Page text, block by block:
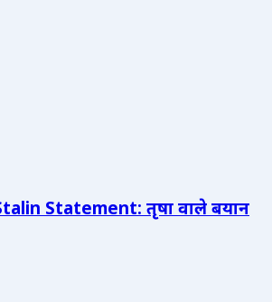
Statement: तृषा वाले बयान